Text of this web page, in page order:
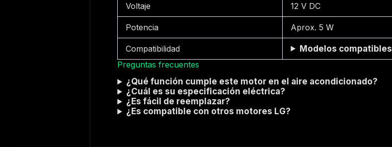
Voltaje 12 V DC
Potencia Aprox. 5 W
Compatibilidad
Modelos compatibles
Preguntas frecuentes
¿Qué función cumple este motor en el aire acondicionado?
¿Cuál es su especificación eléctrica?
¿Es fácil de reemplazar?
¿Es compatible con otros motores LG?